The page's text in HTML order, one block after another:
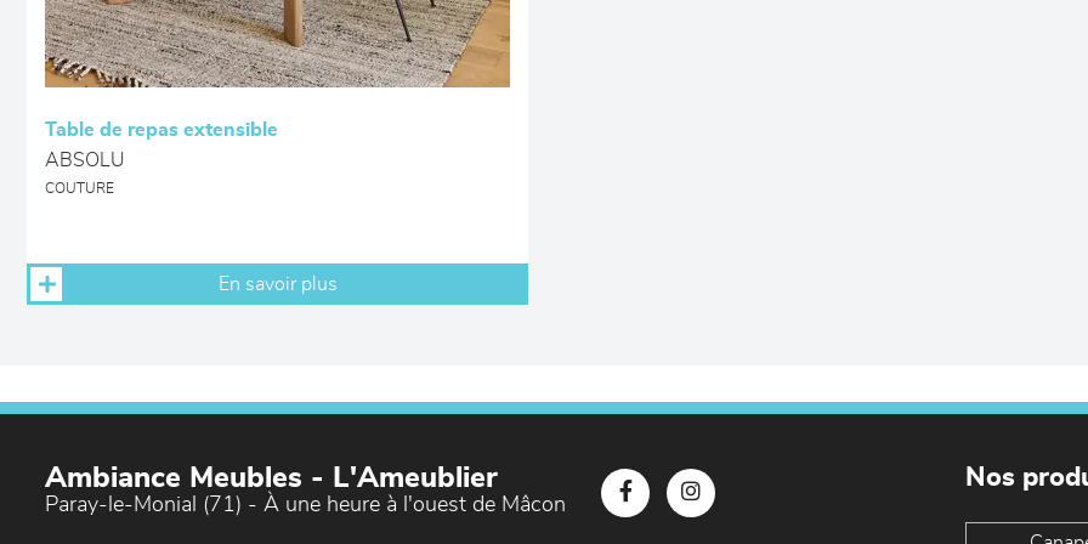
Table de repas extensible
ABSOLU
COUTURE
En savoir plus
Ambiance Meubles - L'Ameublier
Paray-le-Monial (71) - À une heure à l'ouest de Mâcon
Nos